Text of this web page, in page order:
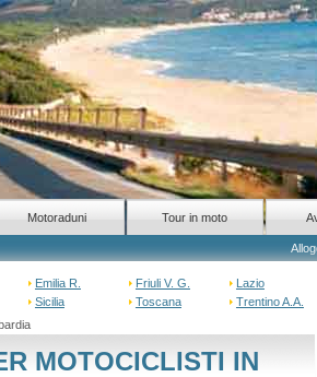
Motoraduni Tour in moto
Emilia R. Friuli V. G. Lazio
Sicilia Toscana Trentino A.A.
MOTOCICLISTI IN